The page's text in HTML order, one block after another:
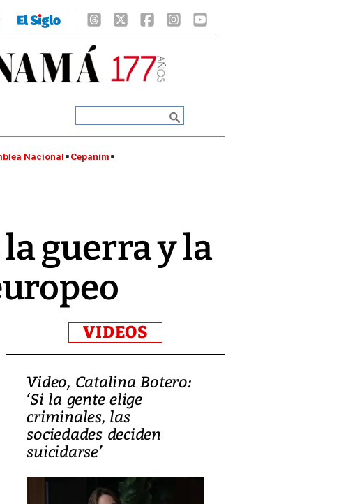
Nacional Cepanim
guerra y la
VIDEOS
Video, Catalina Botero:
‘Si la gente elige
criminales, las
sociedades deciden
suicidarse’